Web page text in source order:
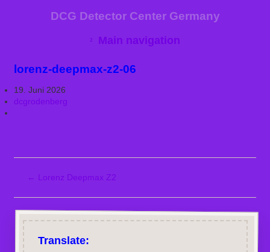
DCG Detector Center Germany
Main navigation
lorenz-deepmax-z2-06
19. Juni 2026
dcgrodenberg
← Lorenz Deepmax Z2
Translate: